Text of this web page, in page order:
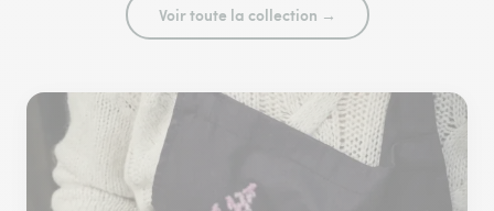
Voir toute la collection →